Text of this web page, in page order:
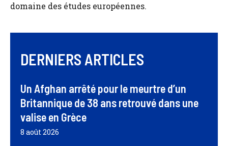
domaine des études européennes.
DERNIERS ARTICLES
Un Afghan arrêté pour le meurtre d’un
Britannique de 38 ans retrouvé dans une
valise en Grèce
8 août 2026